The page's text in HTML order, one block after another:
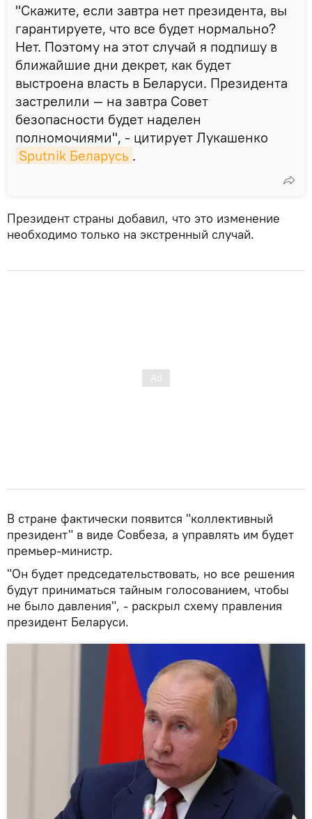
"Скажите, если завтра нет президента, вы
гарантируете, что все будет нормально?
Нет. Поэтому на этот случай я подпишу в
ближайшие дни декрет, как будет
выстроена власть в Беларуси. Президента
застрелили — на завтра Совет
безопасности будет наделен
полномочиями", - цитирует Лукашенко
Sputnik Беларусь .
Президент страны добавил, что это изменение
необходимо только на экстренный случай.
В стране фактически появится "коллективный
президент" в виде Совбеза, а управлять им будет
премьер-министр.
"Он будет председательствовать, но все решения
будут приниматься тайным голосованием, чтобы
не было давления", - раскрыл схему правления
президент Беларуси.